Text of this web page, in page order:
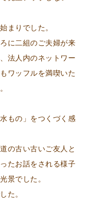
まりでした。
に二組のご夫婦が来
法人内のネットワー
ワッフルを満喫いた
もの」をつくづく感
の古い古いご友人と
たお話をされる様子
景でした。
た。